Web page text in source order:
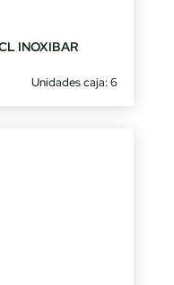
INOXIBAR
Unidades caja: 6